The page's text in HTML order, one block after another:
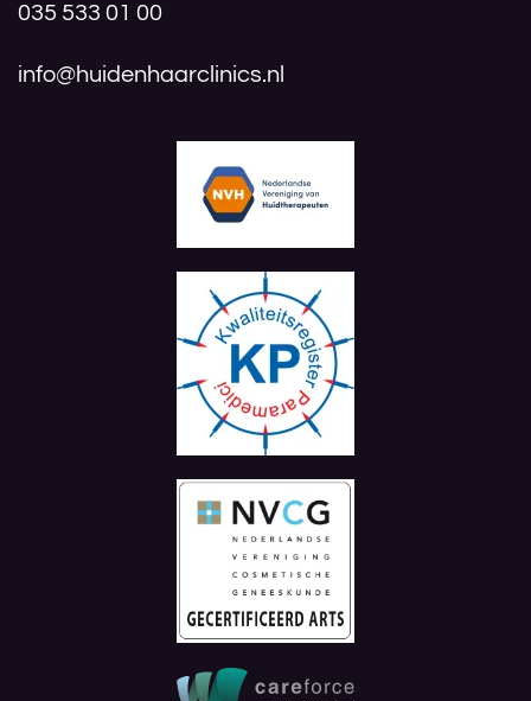
035 533 01 00
info@huidenhaarclinics.nl